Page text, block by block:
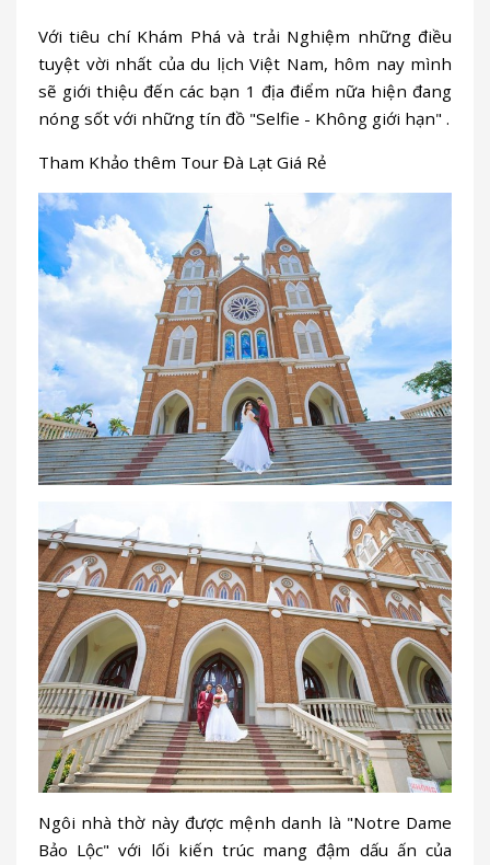
Với tiêu chí Khám Phá và trải Nghiệm những điều
tuyệt vời nhất của du lịch Việt Nam, hôm nay mình
sẽ giới thiệu đến các bạn 1 địa điểm nữa hiện đang
nóng sốt với những tín đồ "Selfie - Không giới hạn" .
Tham Khảo thêm Tour Đà Lạt Giá Rẻ
Ngôi nhà thờ này được mệnh danh là "Notre Dame
Bảo Lộc" với lối kiến trúc mang đậm dấu ấn của